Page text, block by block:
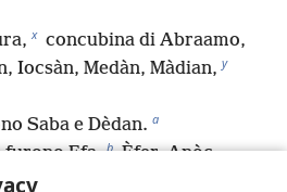
x concubina di Abraamo,
Iocsàn, Medàn, Màdian, y
Saba e Dèdan. a
Efa, b Èfer, Anòc,